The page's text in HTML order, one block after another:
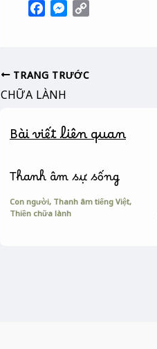
b
o
k
M
e
e
r
L
TRANG TRƯỚC
CHỮA LÀNH
Bài viết liên quan
Thanh âm sự sống
Con người, Thanh âm tiếng Việt,
Thiền chữa lành